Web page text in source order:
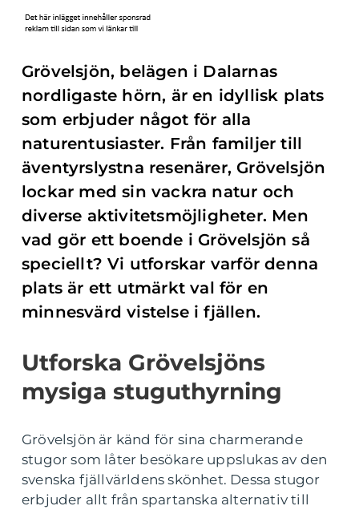
Grövelsjön, belägen i Dalarnas
nordligaste hörn, är en idyllisk plats
som erbjuder något för alla
naturentusiaster. Från familjer till
äventyrslystna resenärer, Grövelsjön
lockar med sin vackra natur och
diverse aktivitetsmöjligheter. Men
vad gör ett boende i Grövelsjön så
speciellt? Vi utforskar varför denna
plats är ett utmärkt val för en
minnesvärd vistelse i fjällen.
Utforska Grövelsjöns
mysiga stuguthyrning
Grövelsjön är känd för sina charmerande
stugor som låter besökare uppslukas av den
svenska fjällvärldens skönhet. Dessa stugor
erbjuder allt från spartanska alternativ till